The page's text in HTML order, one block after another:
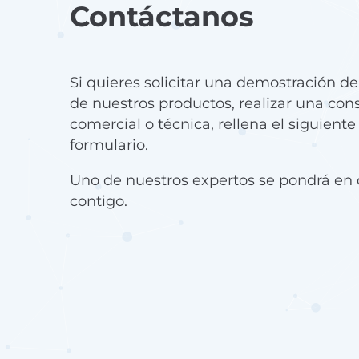
Contáctanos
Si quieres solicitar una demostración
de nuestros productos, realizar una
comercial o técnica, rellena el siguiente
formulario.
Uno de nuestros expertos se pondrá en
contigo.